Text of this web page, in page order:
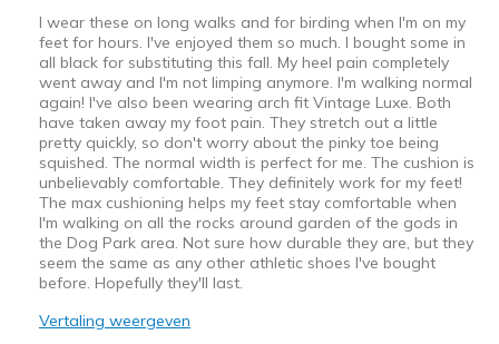
I wear these on long walks and for birding when I'm on my
feet for hours. I've enjoyed them so much. I bought some in
all black for substituting this fall. My heel pain completely
went away and I'm not limping anymore. I'm walking normal
again! I've also been wearing arch fit Vintage Luxe. Both
have taken away my foot pain. They stretch out a little
pretty quickly, so don't worry about the pinky toe being
squished. The normal width is perfect for me. The cushion is
unbelievably comfortable. They definitely work for my feet!
The max cushioning helps my feet stay comfortable when
I'm walking on all the rocks around garden of the gods in
the Dog Park area. Not sure how durable they are, but they
seem the same as any other athletic shoes I've bought
before. Hopefully they'll last.
Vertaling weergeven